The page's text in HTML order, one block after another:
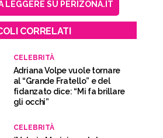
LEGGERE SU PERIZONA.IT
CORRELATI
CELEBRITÀ
Adriana Volpe vuole tornare
al “Grande Fratello” e del
fidanzato dice: “Mi fa brillare
gli occhi”
CELEBRITÀ